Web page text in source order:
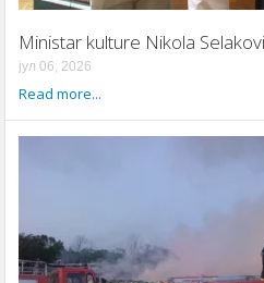
Ministar kulture Nikola
јул 06, 2026
Read more...